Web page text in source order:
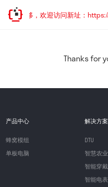
址已迁移，欢迎访问新址：
Thanks for
产品中心
蜂窝模组
单板电脑
解决方案
DTU
智慧农业
智能穿戴
智能电表